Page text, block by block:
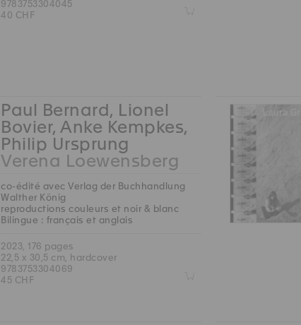
9783753304045
40 CHF
Z
Paul Bernard, Lionel
Bovier, Anke Kempkes,
Philip Ursprung
Verena Loewensberg
co-édité avec Verlag der Buchhandlung
Walther König
reproductions couleurs et noir & blanc
Bilingue : français et anglais
2023, 176 pages
22,5 x 30,5 cm, hardcover
9783753304069
45 CHF
Z